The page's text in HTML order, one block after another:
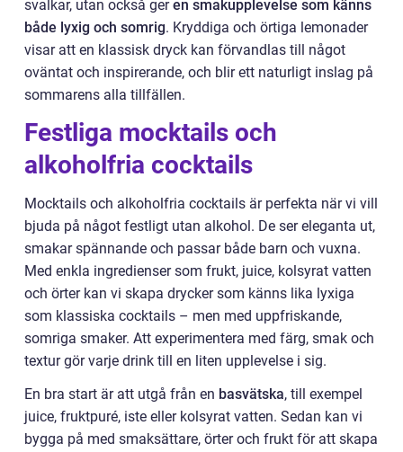
svalkar, utan också geren smakupplevelse som känns
både lyxig och somrig. Kryddiga och örtiga lemonader
visar att en klassisk dryck kan förvandlas till något
oväntat och inspirerande, och blir ett naturligt inslag på
sommarens alla tillfällen.
Festliga mocktails och
alkoholfria cocktails
Mocktails och alkoholfria cocktails är perfekta när vi vill
bjuda på något festligt utan alkohol. De ser eleganta ut,
smakar spännande och passar både barn och vuxna.
Med enkla ingredienser som frukt, juice, kolsyrat vatten
och örter kan vi skapa drycker som känns lika lyxiga
som klassiska cocktails – men med uppfriskande,
somriga smaker. Att experimentera med färg, smak och
textur gör varje drink till en liten upplevelse i sig.
En bra start är att utgå från en basvätska, till exempel
juice, fruktpuré, iste eller kolsyrat vatten. Sedan kan vi
bygga på med smaksättare, örter och frukt för att skapa